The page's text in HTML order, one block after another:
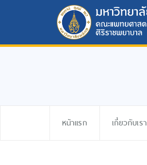
หน้าแรก เกี่ยวกับเรา